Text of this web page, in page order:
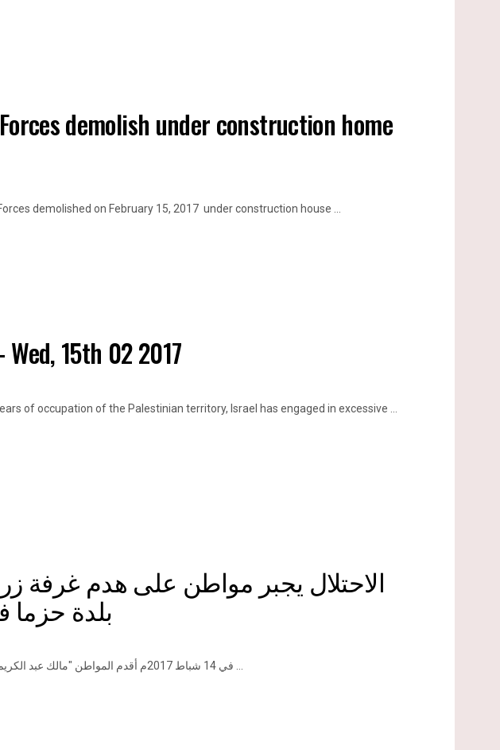
demolish under construction home
demolished on February 15, 2017 under construction house ...
15th 02 2017
of occupation of the Palestinian territory, Israel has engaged in excessive ...
الاحتلال يجبر مواطن على هدم غرفة
بلدة حزما
في 14 شباط 2017م أقدم المواطن "مالك عبد الكريم أحمد الخطيب" على هدم غرفة زراعية ...